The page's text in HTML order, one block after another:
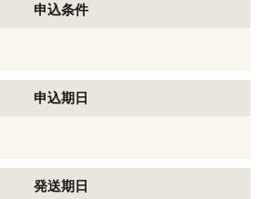
申込条件
申込期日
発送期日